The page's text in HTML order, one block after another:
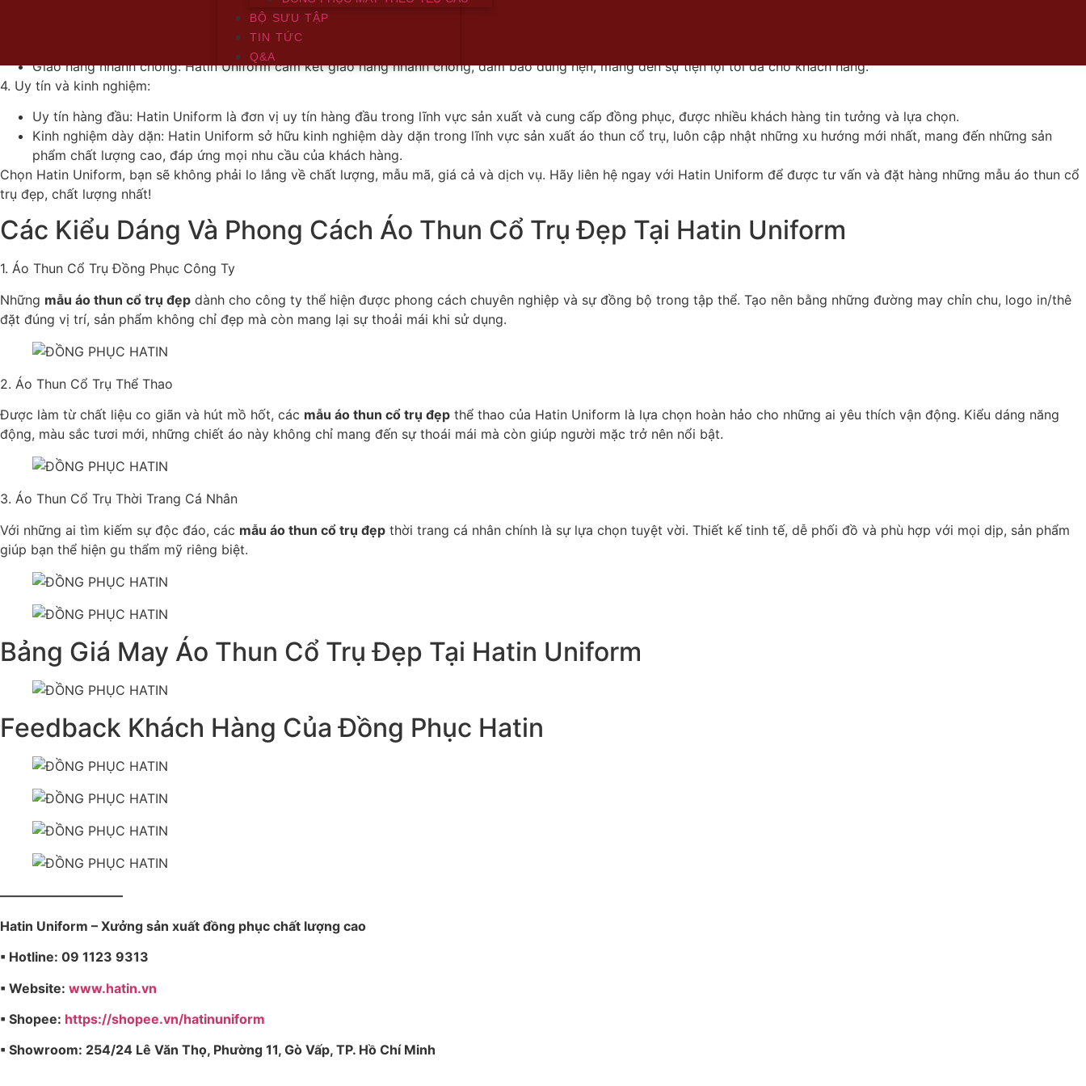
BỘ SƯU TẬP
TIN TỨC
Q&A
Giá cả hợp lý: Hatin Uniform cam kết mang đến những sản phẩm chất lượng cao với giá cả cạnh tranh nhất trên thị trường.
Dịch vụ chuyên nghiệp: Hatin Uniform sở hữu đội ngũ nhân viên chuyên nghiệp, nhiệt tình, tư vấn tận tâm, hỗ trợ khách hàng trong suốt quá trình đặt hàng và sản xuất.
Giao hàng nhanh chóng: Hatin Uniform cam kết giao hàng nhanh chóng, đảm bảo đúng hẹn, mang đến sự tiện lợi tối đa cho khách hàng.
4. Uy tín và kinh nghiệm:
Uy tín hàng đầu: Hatin Uniform là đơn vị uy tín hàng đầu trong lĩnh vực sản xuất và cung cấp đồng phục, được nhiều khách hàng tin tưởng và lựa chọn.
Kinh nghiệm dày dặn: Hatin Uniform sở hữu kinh nghiệm dày dặn trong lĩnh vực sản xuất áo thun cổ trụ, luôn cập nhật những xu hướng mới nhất, mang đến những sản
phẩm chất lượng cao, đáp ứng mọi nhu cầu của khách hàng.
Chọn Hatin Uniform, bạn sẽ không phải lo lắng về chất lượng, mẫu mã, giá cả và dịch vụ. Hãy liên hệ ngay với Hatin Uniform để được tư vấn và đặt hàng những mẫu áo thun cổ
trụ đẹp, chất lượng nhất!
Các Kiểu Dáng Và Phong Cách Áo Thun Cổ Trụ Đẹp Tại Hatin Uniform
1. Áo Thun Cổ Trụ Đồng Phục Công Ty
Những mẫu áo thun cổ trụ đẹp dành cho công ty thể hiện được phong cách chuyên nghiệp và sự đồng bộ trong tập thể. Tạo nên bằng những đường may chỉn chu, logo in/thê
đặt đúng vị trí, sản phẩm không chỉ đẹp mà còn mang lại sự thoải mái khi sử dụng.
2. Áo Thun Cổ Trụ Thể Thao
Được làm từ chất liệu co giãn và hút mồ hốt, các mẫu áo thun cổ trụ đẹp thể thao của Hatin Uniform là lựa chọn hoàn hảo cho những ai yêu thích vận động. Kiểu dáng năng
động, màu sắc tươi mới, những chiết áo này không chỉ mang đến sự thoái mái mà còn giúp người mặc trở nên nổi bật.
3. Áo Thun Cổ Trụ Thời Trang Cá Nhân
Với những ai tìm kiếm sự độc đáo, các mẫu áo thun cổ trụ đẹp thời trang cá nhân chính là sự lựa chọn tuyệt vời. Thiết kế tinh tế, dễ phối đồ và phù hợp với mọi dịp, sản phẩm
giúp bạn thể hiện gu thẩm mỹ riêng biệt.
Bảng Giá May Áo Thun Cổ Trụ Đẹp Tại Hatin Uniform
Feedback Khách Hàng Của Đồng Phục Hatin
—————————–
Hatin Uniform – Xưởng sản xuất đồng phục chất lượng cao
▪︎ Hotline: 09 1123 9313
▪︎ Website: www.hatin.vn
▪︎ Shopee: https://shopee.vn/hatinuniform
▪︎ Showroom: 254/24 Lê Văn Thọ, Phường 11, Gò Vấp, TP. Hồ Chí Minh